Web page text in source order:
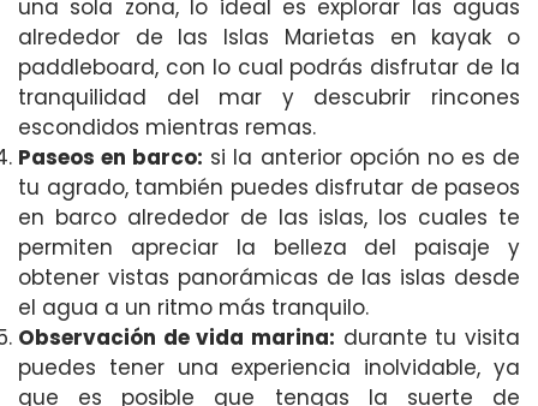
una sola zona, lo ideal es explorar las aguas
alrededor de las Islas Marietas en kayak o
paddleboard, con lo cual podrás disfrutar de la
tranquilidad del mar y descubrir rincones
escondidos mientras remas.
Paseos en barco: si la anterior opción no es de
tu agrado, también puedes disfrutar de paseos
en barco alrededor de las islas, los cuales te
permiten apreciar la belleza del paisaje y
obtener vistas panorámicas de las islas desde
el agua a un ritmo más tranquilo.
Observación de vida marina: durante tu visita
puedes tener una experiencia inolvidable, ya
que es posible que tengas la suerte de